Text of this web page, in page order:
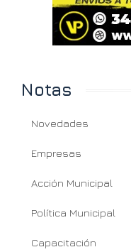
Notas
Novedades
Empresas
Acción Municipal
Política Municipal
Capacitación